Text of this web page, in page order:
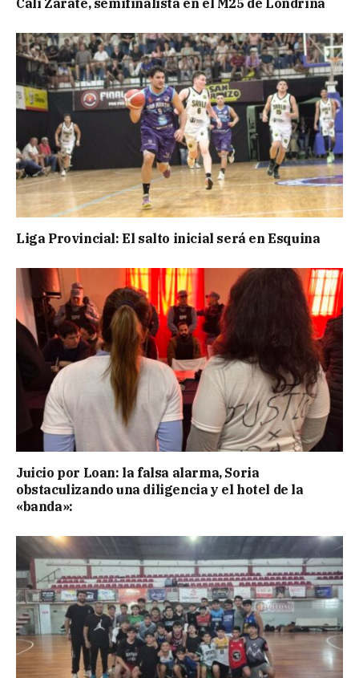
Cali Zarate, semifinalista en el M25 de Londrina
Liga Provincial: El salto inicial será en Esquina
Juicio por Loan: la falsa alarma, Soria
obstaculizando una diligencia y el hotel de la
«banda»: